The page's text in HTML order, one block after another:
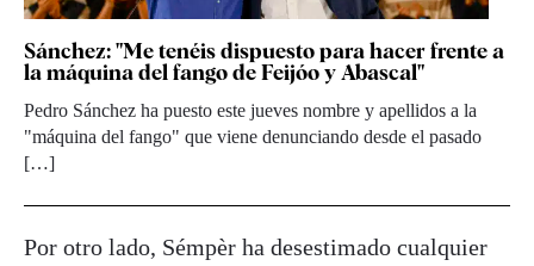
Sánchez: "Me tenéis dispuesto para hacer frente a
la máquina del fango de Feijóo y Abascal"
Pedro Sánchez ha puesto este jueves nombre y apellidos a la
"máquina del fango" que viene denunciando desde el pasado
[…]
Por otro lado, Sémpèr ha desestimado cualquier